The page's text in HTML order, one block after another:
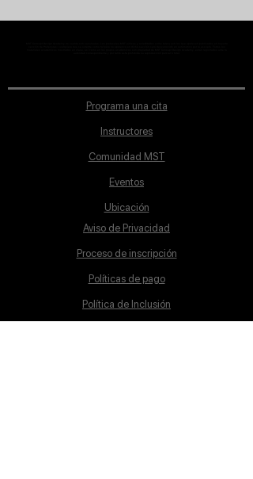
Programa una cita
Instructores
Comunidad MST
Eventos
Ubicación
Aviso de Privacidad
Proceso de inscripción
Políticas de pago
Política de Inclusión